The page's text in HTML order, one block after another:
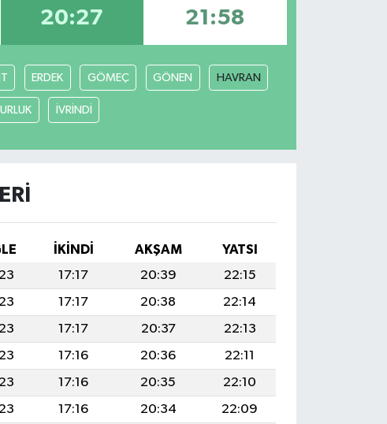
20:27 21:58
ERDEK GÖMEÇ GÖNEN HAVRAN
İVRİNDİ
İKINDI AKŞAM
YATSI
17:17 20:39
22:15
17:17 20:38
22:14
17:17 20:37
22:13
17:16 20:36
22:11
17:16 20:35
22:10
17:16 20:34
22:09